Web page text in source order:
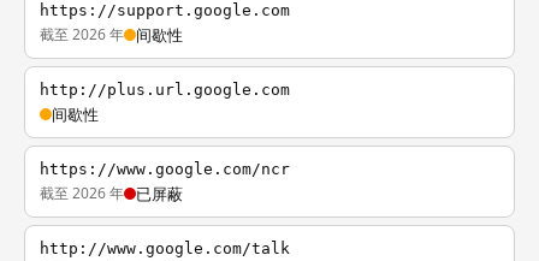
https://support.google.com
截至 2026 年 间歇性
http://plus.url.google.com
间歇性
https://www.google.com/ncr
截至 2026 年 已屏蔽
http://www.google.com/talk